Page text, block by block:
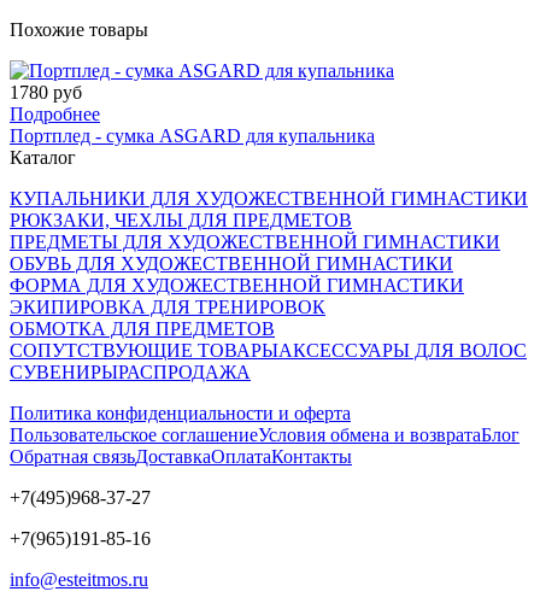
Похожие товары
1780 руб
Подробнее
Портплед - сумка ASGARD для купальника
Каталог
КУПАЛЬНИКИ ДЛЯ ХУДОЖЕСТВЕННОЙ ГИМНАСТИКИ
РЮКЗАКИ, ЧЕХЛЫ ДЛЯ ПРЕДМЕТОВ
ПРЕДМЕТЫ ДЛЯ ХУДОЖЕСТВЕННОЙ ГИМНАСТИКИ
ОБУВЬ ДЛЯ ХУДОЖЕСТВЕННОЙ ГИМНАСТИКИ
ФОРМА ДЛЯ ХУДОЖЕСТВЕННОЙ ГИМНАСТИКИ
ЭКИПИРОВКА ДЛЯ ТРЕНИРОВОК
ОБМОТКА ДЛЯ ПРЕДМЕТОВ
СОПУТСТВУЮЩИЕ ТОВАРЫАКСЕССУАРЫ ДЛЯ ВОЛОС
СУВЕНИРЫРАСПРОДАЖА
Политика конфиденциальности и оферта
Пользовательское соглашениеУсловия обмена и возвратаБлог
Обратная связьДоставкаОплатаКонтакты
+7(495)968-37-27
+7(965)191-85-16
info@esteitmos.ru